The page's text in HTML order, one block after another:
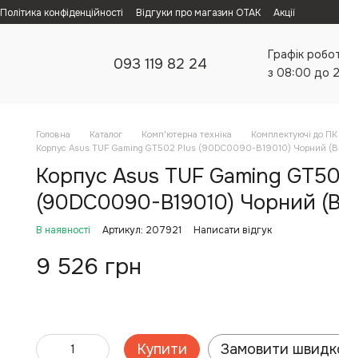
Політика конфіденційності Відгуки про магазин ОТАК Акції
093 119 82 24
Графік
з 08:00 до
Головна Каталог Комп'ютерна техніка Комплектуючі до ПК
Корпус Asus TUF Gaming GT502 Plus (90DC0090-B19010) Чорний
Корпус Asus TUF Gaming
(90DC0090-B19010) Чорний
В наявності Артикул: 207921 Написати відгук
9 526 грн
Купити Замовити